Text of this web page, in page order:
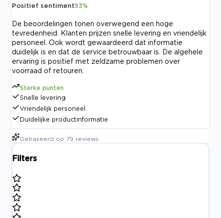
Positief sentiment93%
De beoordelingen tonen overwegend een hoge
tevredenheid. Klanten prijzen snelle levering en vriendelijk
personeel. Ook wordt gewaardeerd dat informatie
duidelijk is en dat de service betrouwbaar is. De algehele
ervaring is positief met zeldzame problemen over
voorraad of retouren.
Sterke punten
Snelle levering
Vriendelijk personeel
Duidelijke productinformatie
Gebaseerd op 79 reviews
Filters